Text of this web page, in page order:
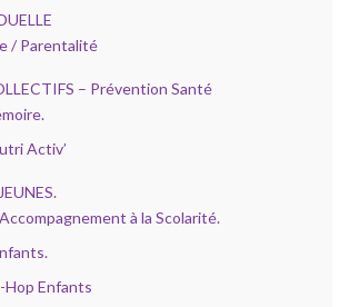
/ Parentalité
– Prévention Santé
Activ’
à la Scolarité.
Hop Enfants